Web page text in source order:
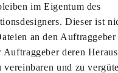
im Eigentum des
Dieser ist
an den Auftraggeber
Auftraggeber deren
vereinbaren und zu